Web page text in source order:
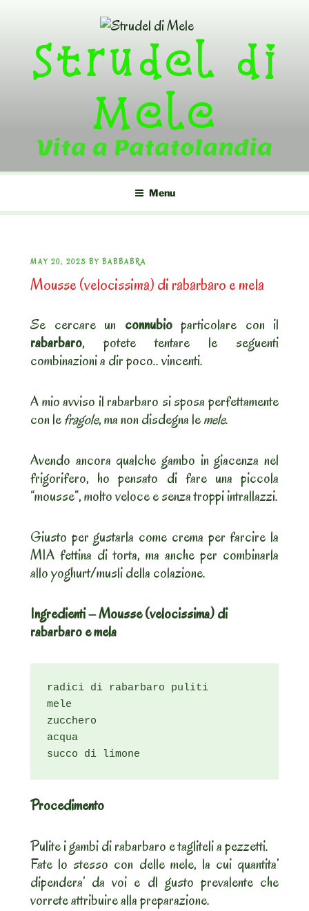
contentStrudel di
Mele
Vita a Patatolandia
Menu
POSTED
ON
MAY 20, 2023 BY BABBABRA
Mousse (velocissima) di rabarbaro e mela
Se cercare un connubioparticolare con il
rabarbaro, potete tentare le seguenti
combinazioni a dir poco.. vincenti.
A mio avviso il rabarbaro si sposa perfettamente
con lefragole, ma non disdegna lemele.
Avendo ancora qualche gambo in giacenza nel
frigorifero, ho pensato di fare una piccola
“mousse”, molto veloce e senza troppi intrallazzi.
Giusto per gustarla come crema per farcire la
MIA fettina di torta, ma anche per combinarla
allo yoghurt/musli della colazione.
Ingredienti – Mousse (velocissima) di
rabarbaro e mela
radici di rabarbaro puliti
mele
zucchero
acqua
succo di limone
Procedimento
Pulite i gambi di rabarbaro e tagliteli a pezzetti.
Fate lo stesso con delle mele, la cui quantita’
dipendera’ da voi e dl gusto prevalente che
vorrete attribuire alla preparazione.